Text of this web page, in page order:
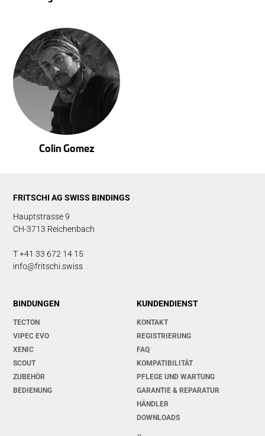
Colin Gomez
FRITSCHI AG SWISS BINDINGS
Hauptstrasse 9
CH-3713 Reichenbach
T +41 33 672 14 15
info@fritschi.swiss
BINDUNGEN
TECTON
VIPEC EVO
XENIC
SCOUT
ZUBEHÖR
BEDIENUNG
KUNDENDIENST
KONTAKT
REGISTRIERUNG
FAQ
KOMPATIBILITÄT
PFLEGE UND WARTUNG
GARANTIE & REPARATUR
HÄNDLER
DOWNLOADS